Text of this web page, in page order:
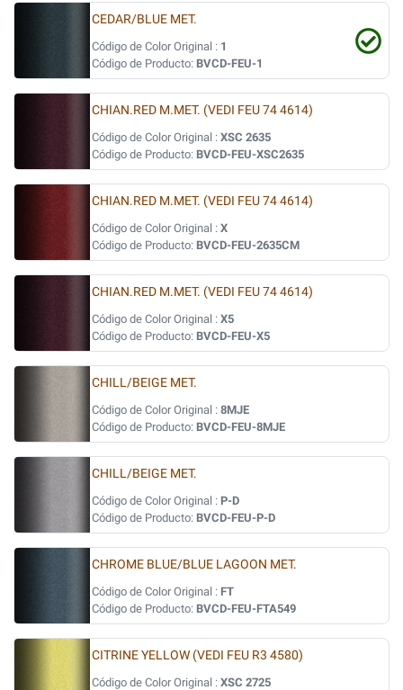
CEDAR/BLUE MET.
Código de Color Original : 1
Código de Producto: BVCD-FEU-1
CHIAN.RED M.MET. (VEDI FEU 74 4614)
Código de Color Original : XSC 2635
Código de Producto: BVCD-FEU-XSC2635
CHIAN.RED M.MET. (VEDI FEU 74 4614)
Código de Color Original : X
Código de Producto: BVCD-FEU-2635CM
CHIAN.RED M.MET. (VEDI FEU 74 4614)
Código de Color Original : X5
Código de Producto: BVCD-FEU-X5
CHILL/BEIGE MET.
Código de Color Original : 8MJE
Código de Producto: BVCD-FEU-8MJE
CHILL/BEIGE MET.
Código de Color Original : P-D
Código de Producto: BVCD-FEU-P-D
CHROME BLUE/BLUE LAGOON MET.
Código de Color Original : FT
Código de Producto: BVCD-FEU-FTA549
CITRINE YELLOW (VEDI FEU R3 4580)
Código de Color Original : XSC 2725